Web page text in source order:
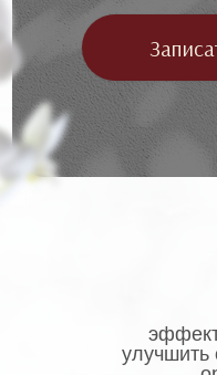
улучшить